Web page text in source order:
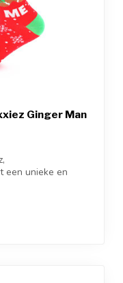
Ginger Man
een unieke en